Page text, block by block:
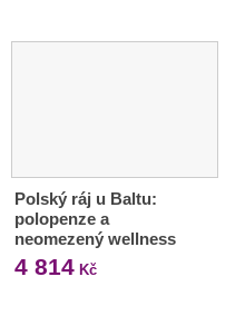
Polský ráj u Baltu:
polopenze a
neomezený wellness
4 814Kč